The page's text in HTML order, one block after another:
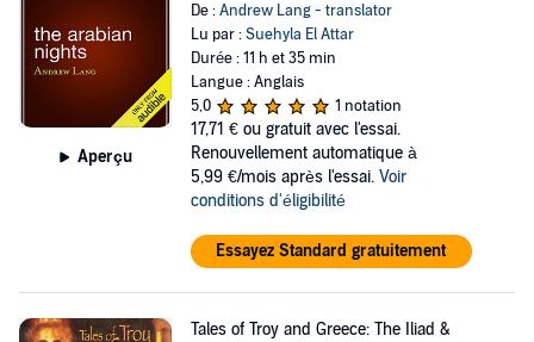
Aperçu
De :Andrew Lang - translator
Lu par :Suehyla El Attar
Durée : 11 h et 35 min
Langue : Anglais
5,0
1 notation
17,71 € ou gratuit avec l'essai.
Renouvellement automatique à
5,99 €/mois après l'essai. Voir
conditions d'éligibilité
Essayez Standard gratuitement
Tales of Troy and Greece: The Iliad &